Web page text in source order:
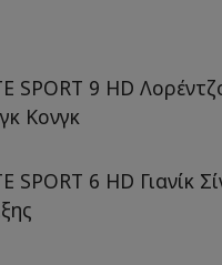
SPORT 9 HD
Κονγκ
SPORT 6 HD Γιανίκ